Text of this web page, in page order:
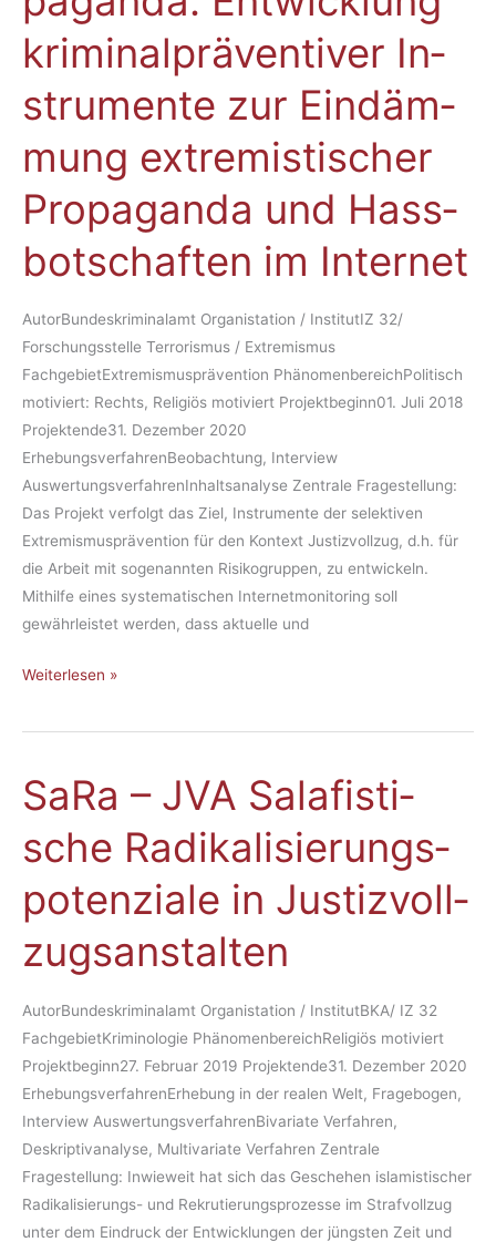
kri­mi­nal­prä­ven­ti­ver In­
stru­men­te zur Ein­däm­
mung ex­tre­mis­ti­scher
Pro­pa­gan­da und Hass­
bot­schaf­ten im In­ter­net
AutorBundeskriminalamt Organistation / InstitutIZ 32/
Forschungsstelle Terrorismus / Extremismus
FachgebietExtremismusprävention PhänomenbereichPolitisch
motiviert: Rechts, Religiös motiviert Projektbeginn01. Juli 2018
Projektende31. Dezember 2020
ErhebungsverfahrenBeobachtung, Interview
AuswertungsverfahrenInhaltsanalyse Zentrale Fragestellung:
Das Projekt verfolgt das Ziel, Instrumente der selektiven
Extremismusprävention für den Kontext Justizvollzug, d.h. für
die Arbeit mit sogenannten Risikogruppen, zu entwickeln.
Mithilfe eines systematischen Internetmonitoring soll
gewährleistet werden, dass aktuelle und
In­
ter­
pro­
gan­
Ent­
lung
mi­
nal­
prä­
ven­
ti­
ver
In­
stru­
men­
te
zur
Ein­
mung
ti­
Pro­
gan­
und
bot­
schaf­
ten
im
In­
ter­
net
Weiterlesen »
Sa­Ra – JVA Sa­la­fis­ti­
sche Ra­di­ka­li­sie­rungs­
po­ten­zia­le in Jus­tiz­voll­
zugs­an­stal­ten
AutorBundeskriminalamt Organistation / InstitutBKA/ IZ 32
FachgebietKriminologie PhänomenbereichReligiös motiviert
Projektbeginn27. Februar 2019 Projektende31. Dezember 2020
ErhebungsverfahrenErhebung in der realen Welt, Fragebogen,
Interview AuswertungsverfahrenBivariate Verfahren,
Deskriptivanalyse, Multivariate Verfahren Zentrale
Fragestellung: Inwieweit hat sich das Geschehen islamistischer
Radikalisierungs- und Rekrutierungsprozesse im Strafvollzug
unter dem Eindruck der Entwicklungen der jüngsten Zeit und
Sa­
Ra
–
JVA
Sa­
la­
fis­
sche
Ra­
di­
ka­
li­
sie­
rungs­
po­
ten­